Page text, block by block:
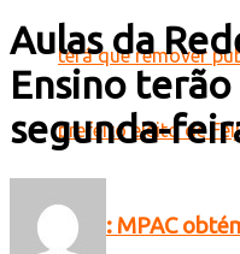
Feijó: MPAC
Aulas da
Ensino
segunda-